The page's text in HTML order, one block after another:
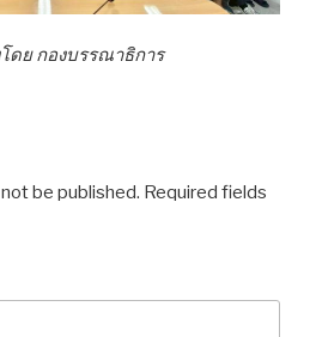
โดย กองบรรณาธิการ
be published. Required fields